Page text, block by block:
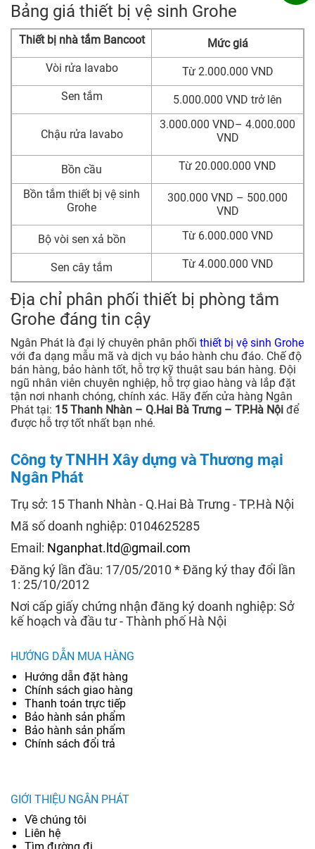
Bảng giá thiết bị vệ sinh Grohe
Thiết bị nhà tắm Bancoot
Mức giá
Vòi rửa lavabo
Từ 2.000.000 VND
Sen tắm
5.000.000 VND trở lên
Chậu rửa lavabo
3.000.000 VND– 4.000.000
VND
Bồn cầu Từ 20.000.000 VND
Bồn tắm thiết bị vệ sinh
Grohe
300.000 VND – 500.000
VND
Bộ vòi sen xả bồn Từ 6.000.000 VND
Sen cây tắm Từ 4.000.000 VND
Địa chỉ phân phối thiết bị phòng tắm
Grohe đáng tin cậy
Ngân Phát là đại lý chuyên phân phối thiết bị vệ sinh Grohe
với đa dạng mẫu mã và dịch vụ bảo hành chu đáo. Chế độ
bán hàng, bảo hành tốt, hỗ trợ kỹ thuật sau bán hàng. Đội
ngũ nhân viên chuyên nghiệp, hỗ trợ giao hàng và lắp đặt
tận nơi nhanh chóng, chính xác. Hãy đến cửa hàng Ngân
Phát tại: 15 Thanh Nhàn – Q.Hai Bà Trưng – TP.Hà Nội để
được hỗ trợ tốt nhất bạn nhé.
Công ty TNHH Xây dựng và Thương mại
Ngân Phát
Trụ sở: 15 Thanh Nhàn - Q.Hai Bà Trưng - TP.Hà Nội
Mã số doanh nghiệp: 0104625285
Email: Nganphat.ltd@gmail.com
Đăng ký lần đầu: 17/05/2010 * Đăng ký thay đổi lần
1: 25/10/2012
Nơi cấp giấy chứng nhận đăng ký doanh nghiệp: Sở
kế hoạch và đầu tư - Thành phố Hà Nội
HƯỚNG DẪN MUA HÀNG
Hướng dẫn đặt hàng
Chính sách giao hàng
Thanh toán trực tiếp
Bảo hành sản phẩm
Bảo hành sản phẩm
Chính sách đổi trả
GIỚI THIỆU NGÂN PHÁT
Về chúng tôi
Liên hệ